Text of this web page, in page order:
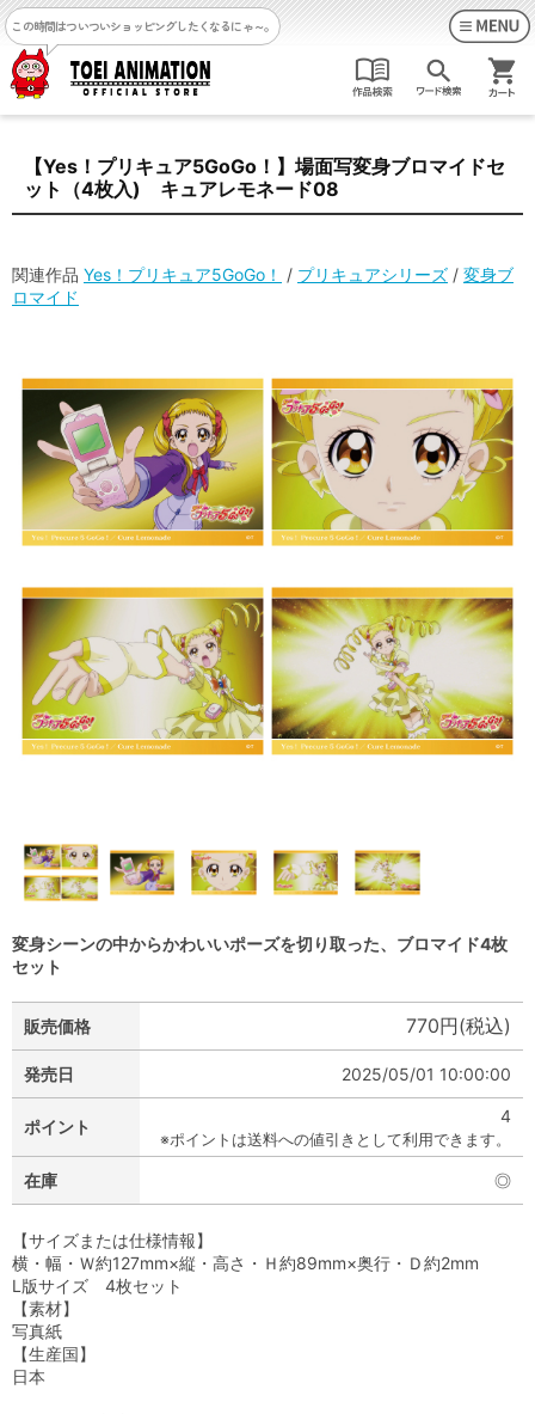
この時間はついついショッピングしたくなるにゃ～。
【Yes！プリキュア5GoGo！】場面写変身ブロマイドセ
ット（4枚入) キュアレモネード08
関連作品 Yes！プリキュア5GoGo！ / プリキュアシリーズ / 変身ブ
ロマイド
変身シーンの中からかわいいポーズを切り取った、ブロマイド4枚
セット
販売価格 770円(税込)
発売日 2025/05/01 10:00:00
ポイント
4
※ポイントは送料への値引きとして利用できます。
在庫 ◎
【サイズまたは仕様情報】
横・幅・Ｗ約127mm×縦・高さ・Ｈ約89mm×奥行・Ｄ約2mm
L版サイズ 4枚セット
【素材】
写真紙
【生産国】
日本